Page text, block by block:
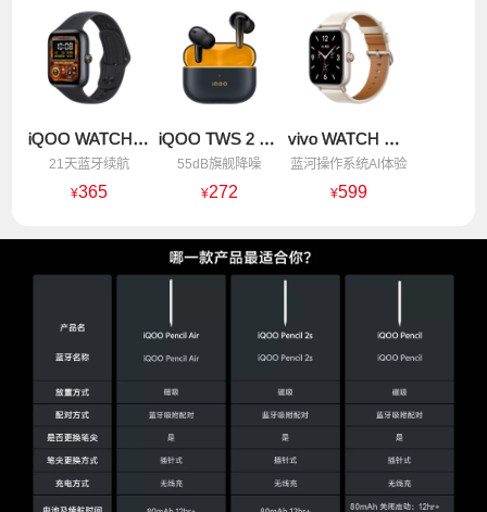
iQOO WATCH GT 蓝牙版 追风黑 软胶
21天蓝牙续航
¥365
iQOO TWS 2 真无线降噪耳机 幻影黄
55dB旗舰降噪
¥272
vivo WATCH GT eSIM版 晴云白 真皮
蓝河操作系统AI体验
¥599